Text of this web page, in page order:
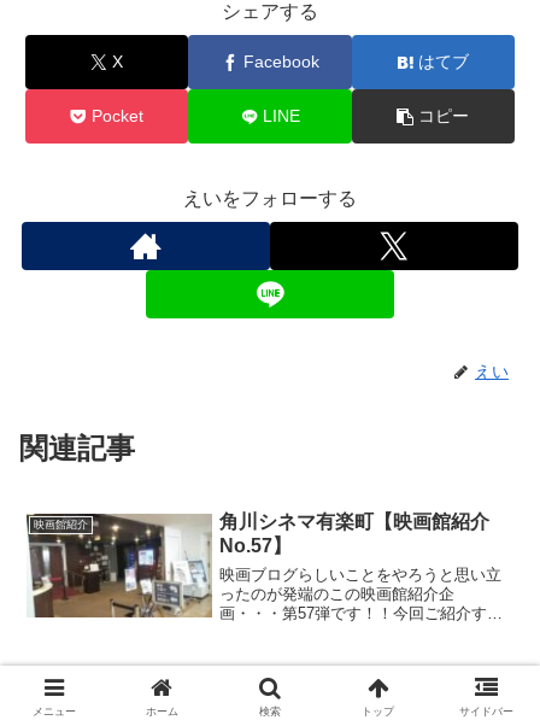
シェアする
X Facebook はてブ
Pocket LINE コピー
えいをフォローする
えい
関連記事
映画館紹介
角川シネマ有楽町【映画館紹介
No.57】
映画ブログらしいことをやろうと思い立
ったのが発端のこの映画館紹介企
画・・・第57弾です！！今回ご紹介する
映画館紹介
映画館探訪【シネマポスト】元郵
便局の映画館！？シネマポスト
メニュー ホーム 検索 トップ サイドバー